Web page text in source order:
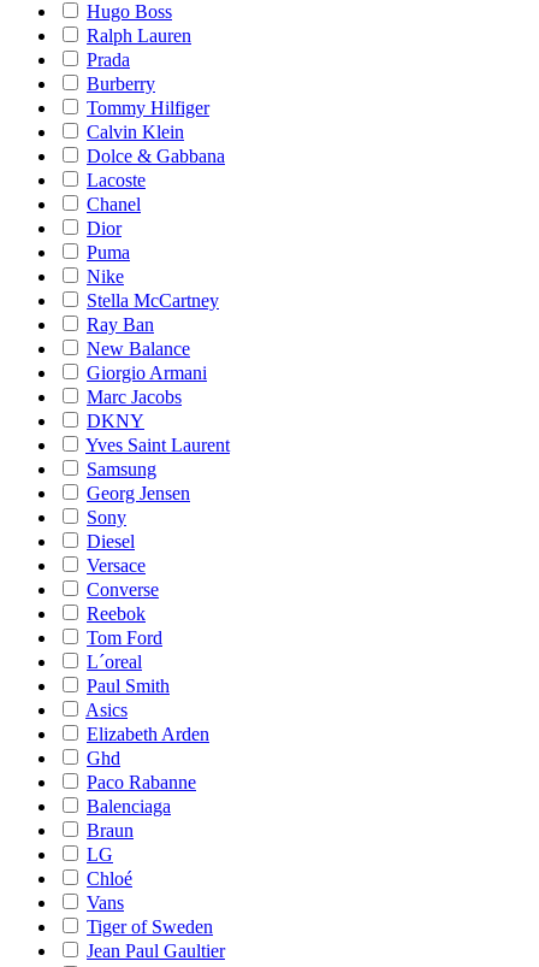
Hugo Boss
Ralph Lauren
Prada
Burberry
Tommy Hilfiger
Calvin Klein
Dolce & Gabbana
Lacoste
Chanel
Dior
Puma
Nike
Stella McCartney
Ray Ban
New Balance
Giorgio Armani
Marc Jacobs
DKNY
Yves Saint Laurent
Samsung
Georg Jensen
Sony
Diesel
Versace
Converse
Reebok
Tom Ford
L´oreal
Paul Smith
Asics
Elizabeth Arden
Ghd
Paco Rabanne
Balenciaga
Braun
LG
Chloé
Vans
Tiger of Sweden
Jean Paul Gaultier